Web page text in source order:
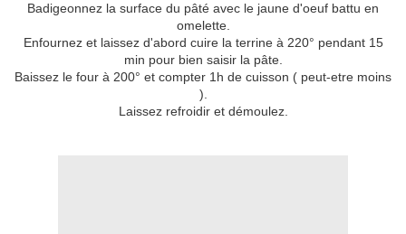
Badigeonnez la surface du pâté avec le jaune d'oeuf battu en
omelette.
Enfournez et laissez d'abord cuire la terrine à 220° pendant 15
min pour bien saisir la pâte.
Baissez le four à 200° et compter 1h de cuisson ( peut-etre moins
).
Laissez refroidir et démoulez.